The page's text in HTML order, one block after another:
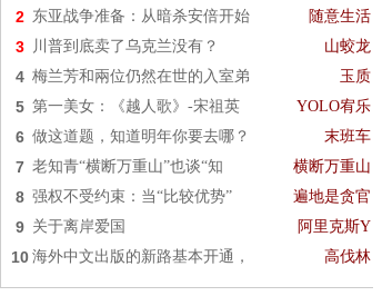
2 东亚战争准备：从暗杀安倍开始 随意生活
3 川普到底卖了乌克兰没有？ 山蛟龙
4 梅兰芳和兩位仍然在世的入室弟 玉质
5 第一美女：《越人歌》-宋祖英 YOLO宥乐
6 做这道题，知道明年你要去哪？ 末班车
7 老知青“横断万重山”也谈“知 横断万重山
8 强权不受约束：当“比较优势” 遍地是贪官
9 关于离岸爱国 阿里克斯Y
10 海外中文出版的新路基本开通， 高伐林